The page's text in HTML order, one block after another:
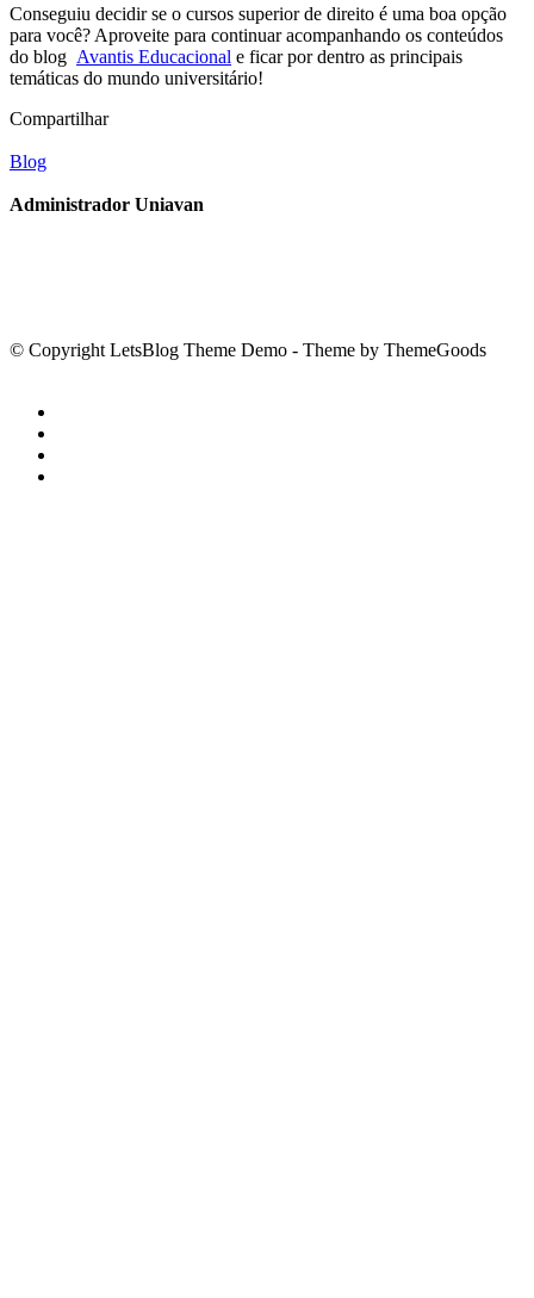
Conseguiu decidir se o cursos superior de direito é uma boa opção
para você? Aproveite para continuar acompanhando os conteúdos
do blog Avantis Educacional e ficar por dentro as principais
temáticas do mundo universitário!
Compartilhar
Blog
Administrador Uniavan
© Copyright LetsBlog Theme Demo - Theme by ThemeGoods